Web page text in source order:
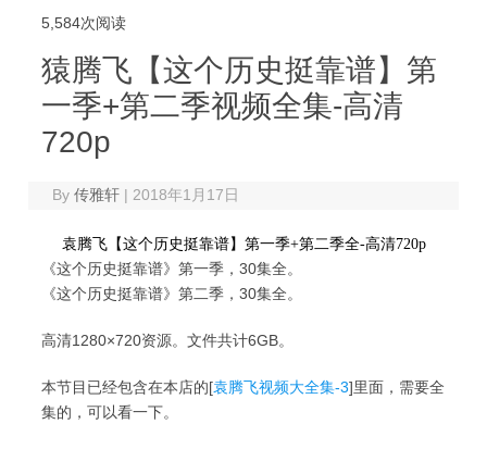
5,584次阅读
猿腾飞【这个历史挺靠谱】第
一季+第二季视频全集-高清
720p
By传雅轩 | 2018年1月17日
袁腾飞【这个历史挺靠谱】第一季+第二季全-高清720p
《这个历史挺靠谱》第一季，30集全。
《这个历史挺靠谱》第二季，30集全。
高清1280×720资源。文件共计6GB。
本节目已经包含在本店的[袁腾飞视频大全集-3]里面，需要全
集的，可以看一下。